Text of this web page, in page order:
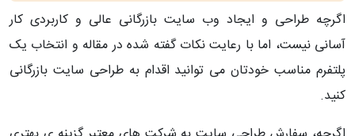
اگرچه طراحی و ایجاد وب سایت بازرگانی عالی و کاربردی کار
آسانی نیست، اما با رعایت نکات گفته شده در مقاله و انتخاب یک
پلتفرم مناسب خودتان می توانید اقدام به طراحی سایت بازرگانی
کنید.